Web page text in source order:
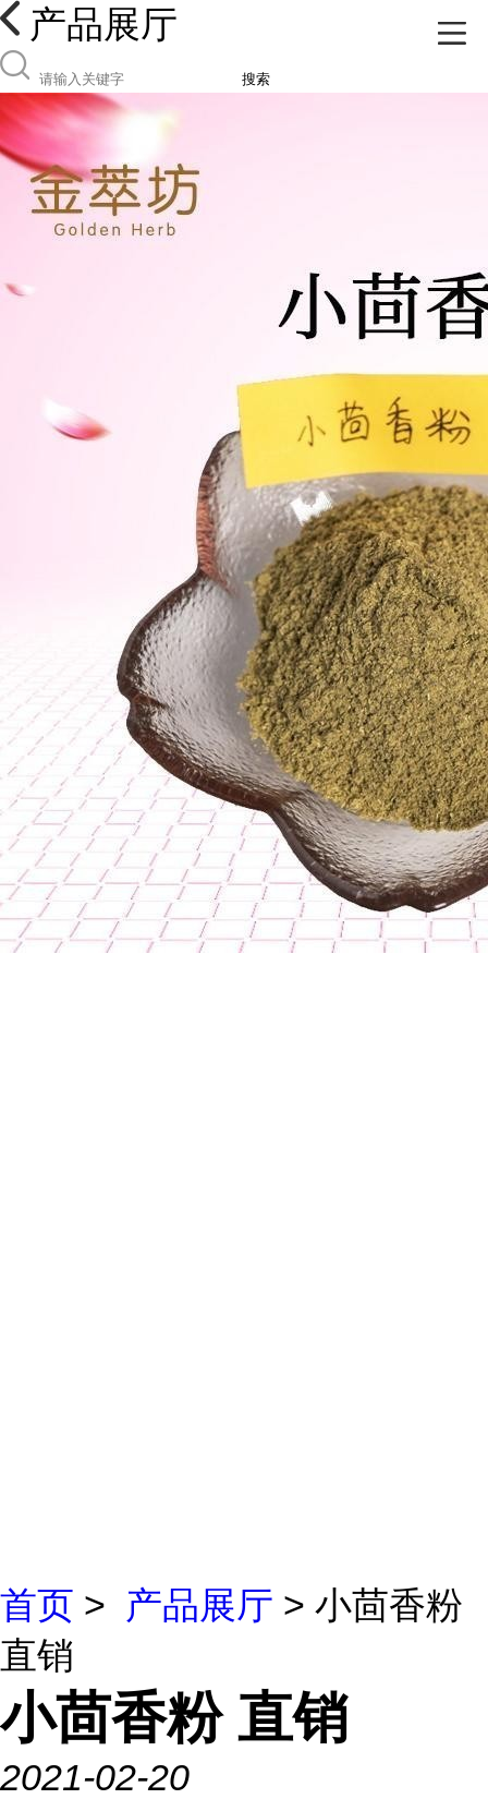
产品展厅
搜索
首页 > 产品展厅 > 小茴香粉
直销
小茴香粉 直销
2021-02-20